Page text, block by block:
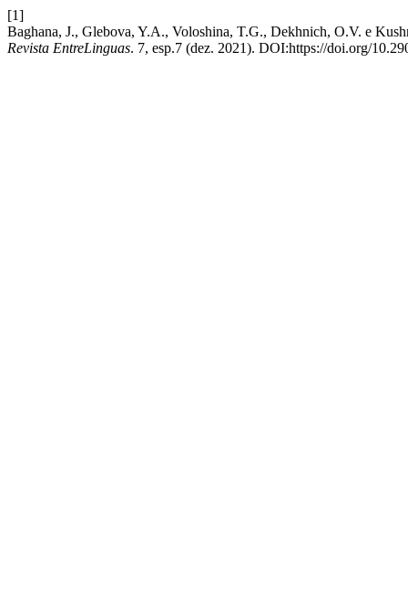
[1]
Baghana, J., Glebova, Y.A., Voloshina, T.G., Dekhnich, O.V. e
Revista EntreLinguas. 7, esp.7 (dez. 2021). DOI:https://doi.org/